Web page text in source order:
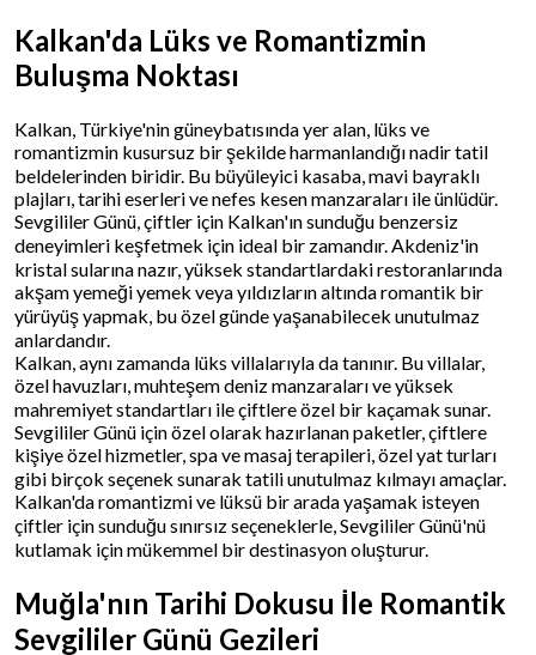
Kalkan'da Lüks ve Romantizmin
Buluşma Noktası
Kalkan, Türkiye'nin güneybatısında yer alan, lüks ve
romantizmin kusursuz bir şekilde harmanlandığı nadir tatil
beldelerinden biridir. Bu büyüleyici kasaba, mavi bayraklı
plajları, tarihi eserleri ve nefes kesen manzaraları ile ünlüdür.
Sevgililer Günü, çiftler için Kalkan'ın sunduğu benzersiz
deneyimleri keşfetmek için ideal bir zamandır. Akdeniz'in
kristal sularına nazır, yüksek standartlardaki restoranlarında
akşam yemeği yemek veya yıldızların altında romantik bir
yürüyüş yapmak, bu özel günde yaşanabilecek unutulmaz
anlardandır.
Kalkan, aynı zamanda lüks villalarıyla da tanınır. Bu villalar,
özel havuzları, muhteşem deniz manzaraları ve yüksek
mahremiyet standartları ile çiftlere özel bir kaçamak sunar.
Sevgililer Günü için özel olarak hazırlanan paketler, çiftlere
kişiye özel hizmetler, spa ve masaj terapileri, özel yat turları
gibi birçok seçenek sunarak tatili unutulmaz kılmayı amaçlar.
Kalkan'da romantizmi ve lüksü bir arada yaşamak isteyen
çiftler için sunduğu sınırsız seçeneklerle, Sevgililer Günü'nü
kutlamak için mükemmel bir destinasyon oluşturur.
Muğla'nın Tarihi Dokusu İle Romantik
Sevgililer Günü Gezileri